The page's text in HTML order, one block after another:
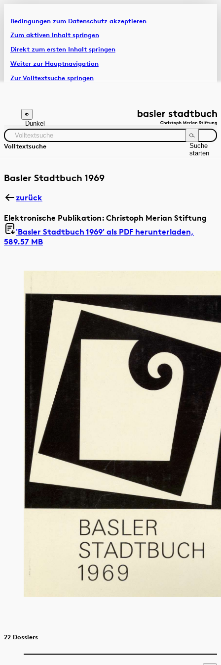
Bedingungen zum Datenschutz akzeptieren
Zum aktiven Inhalt springen
Direkt zum ersten Inhalt springen
Weiter zur Hauptnavigation
Zur Volltextsuche springen
Artikel & Dossiers
Chronik
Dunkel
Volltextsuche
Suche
starten
Zeitraum Autor:in
Basler Stadtbuch 1969
zurück
Elektronische Publikation: Christoph Merian Stiftung
'Basler Stadtbuch 1969' als PDF herunterladen,
589.57 MB
22 Dossiers